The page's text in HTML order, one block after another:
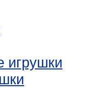
игрушки